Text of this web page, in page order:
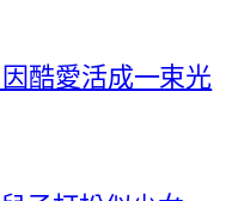
酷愛活成一束光